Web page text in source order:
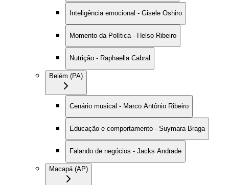
Inteligência emocional - Gisele Oshiro
Momento da Política - Helso Ribeiro
Nutrição - Raphaella Cabral
Belém (PA)
Cenário musical - Marco Antônio Ribeiro
Educação e comportamento - Suymara Braga
Falando de negócios - Jacks Andrade
Macapá (AP)